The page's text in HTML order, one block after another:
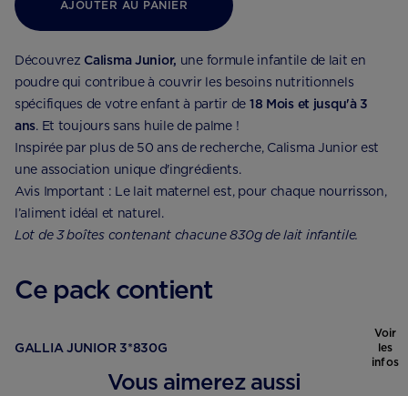
AJOUTER AU PANIER
Découvrez Calisma Junior, une formule infantile de lait en
poudre qui contribue à couvrir les besoins nutritionnels
spécifiques de votre enfant à partir de 18 Mois et jusqu'à 3
ans. Et toujours sans huile de palme !
Inspirée par plus de 50 ans de recherche, Calisma Junior est
une association unique d'ingrédients.
Avis Important : Le lait maternel est, pour chaque nourrisson,
l’aliment idéal et naturel.
Lot de 3 boîtes contenant chacune 830g de lait infantile.
Ce pack contient
GALLIA JUNIOR 3*830G
Voir
les
infos
Vous aimerez aussi